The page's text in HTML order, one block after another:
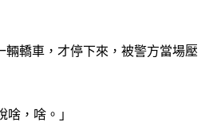
輛轎車，才停下來，被警方當場壓
啥，啥。」